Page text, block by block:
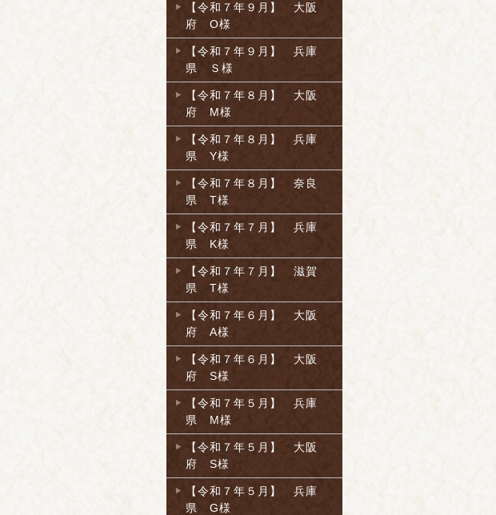
【令和７年９月】 大阪
府 O様
【令和７年９月】 兵庫
県 Ｓ様
【令和７年８月】 大阪
府 M様
【令和７年８月】 兵庫
県 Y様
【令和７年８月】 奈良
県 T様
【令和７年７月】 兵庫
県 K様
【令和７年７月】 滋賀
県 T様
【令和７年６月】 大阪
府 A様
【令和７年６月】 大阪
府 S様
【令和７年５月】 兵庫
県 M様
【令和７年５月】 大阪
府 S様
【令和７年５月】 兵庫
県 G様